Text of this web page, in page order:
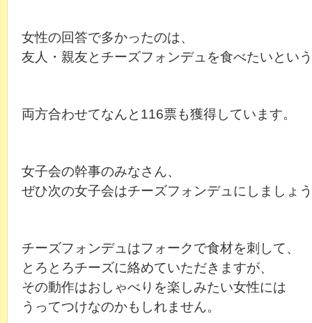
女性の回答で多かったのは、
友人・親友とチーズフォンデュを食べたいとい
両方合わせてなんと116票も獲得しています。
女子会の幹事のみなさん、
ぜひ次の女子会はチーズフォンデュにしましょ
チーズフォンデュはフォークで食材を刺して、
とろとろチーズに絡めていただきますが、
その動作はおしゃべりを楽しみたい女性には
うってつけなのかもしれません。